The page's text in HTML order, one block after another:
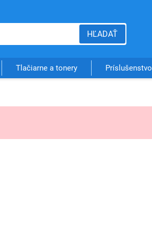
HĽADAŤ
Tlačiarne a tonery Príslušenstvo